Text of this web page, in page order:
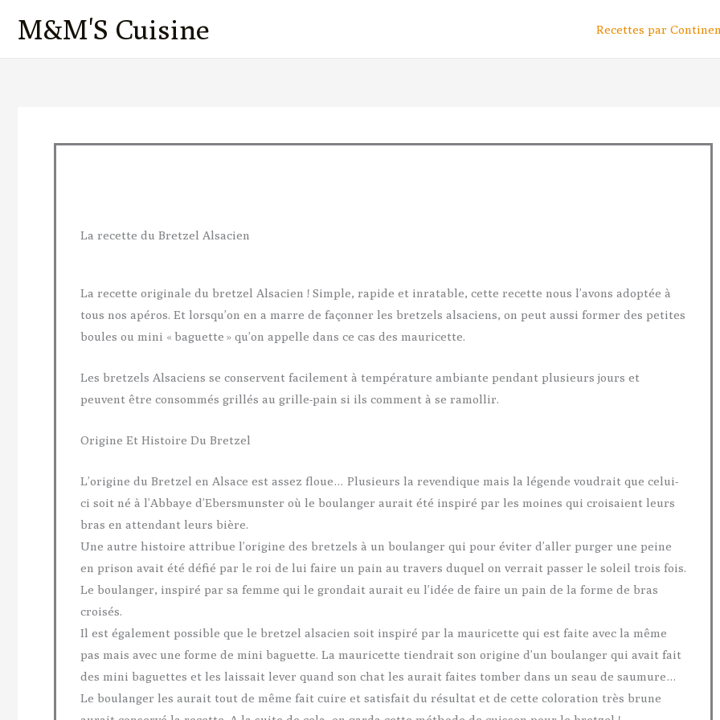
M&M'S Cuisine Recettes par
La recette du Bretzel Alsacien
La recette originale du bretzel Alsacien ! Simple, rapide et inratable, cette recette nous l’avons adoptée à
tous nos apéros. Et lorsqu’on en a marre de façonner les bretzels alsaciens, on peut aussi former des petites
boules ou mini « baguette » qu’on appelle dans ce cas des mauricette.
Les bretzels Alsaciens se conservent facilement à température ambiante pendant plusieurs jours et
peuvent être consommés grillés au grille-pain si ils comment à se ramollir.
Origine Et Histoire Du Bretzel
L’origine du Bretzel en Alsace est assez floue… Plusieurs la revendique mais la légende voudrait que celui-
ci soit né à l’Abbaye d’Ebersmunster où le boulanger aurait été inspiré par les moines qui croisaient leurs
bras en attendant leurs bière.
Une autre histoire attribue l’origine des bretzels à un boulanger qui pour éviter d’aller purger une peine
en prison avait été défié par le roi de lui faire un pain au travers duquel on verrait passer le soleil trois fois.
Le boulanger, inspiré par sa femme qui le grondait aurait eu l’idée de faire un pain de la forme de bras
croisés.
Il est également possible que le bretzel alsacien soit inspiré par la mauricette qui est faite avec la même
pas mais avec une forme de mini baguette. La mauricette tiendrait son origine d’un boulanger qui avait fait
des mini baguettes et les laissait lever quand son chat les aurait faites tomber dans un seau de saumure…
Le boulanger les aurait tout de même fait cuire et satisfait du résultat et de cette coloration très brune